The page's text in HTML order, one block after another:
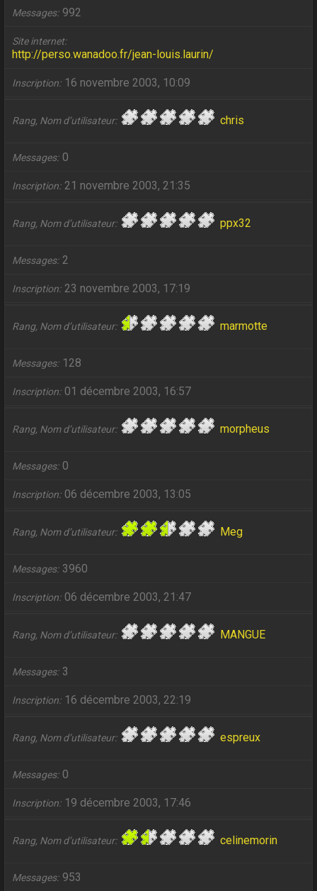
Messages 992
Site internet
http://perso.wanadoo.fr/jean-louis.laurin/
Inscription 16 novembre 2003, 10:09
Rang, Nom d’utilisateur chris
Messages 0
Inscription 21 novembre 2003, 21:35
Rang, Nom d’utilisateur ppx32
Messages 2
Inscription 23 novembre 2003, 17:19
Rang, Nom d’utilisateur marmotte
Messages 128
Inscription 01 décembre 2003, 16:57
Rang, Nom d’utilisateur morpheus
Messages 0
Inscription 06 décembre 2003, 13:05
Rang, Nom d’utilisateur Meg
Messages 3960
Inscription 06 décembre 2003, 21:47
Rang, Nom d’utilisateur MANGUE
Messages 3
Inscription 16 décembre 2003, 22:19
Rang, Nom d’utilisateur espreux
Messages 0
Inscription 19 décembre 2003, 17:46
Rang, Nom d’utilisateur celinemorin
Messages 953